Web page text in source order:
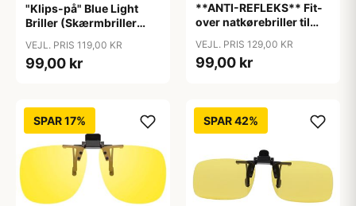
"Klips-på" Blue Light
Briller (Skærmbriller
"Moon"
VEJL. PRIS 119,00 KR
99,00 kr
**ANTI-REFLEKS** Fit-
over natkørebriller til
"Glare"
VEJL. PRIS 129,00 KR
99,00 kr
SPAR 17% SPAR 42%